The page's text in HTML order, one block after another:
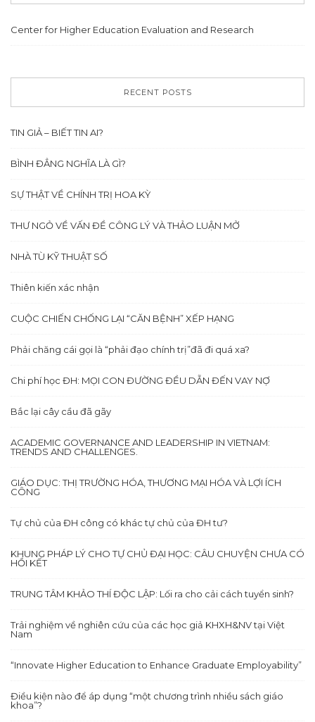
Center for Higher Education Evaluation and Research
RECENT POSTS
TIN GIẢ – BIẾT TIN AI?
BÌNH ĐẲNG NGHĨA LÀ GÌ?
SỰ THẬT VỀ CHÍNH TRỊ HOA KỲ
THƯ NGỎ VỀ VẤN ĐỀ CÔNG LÝ VÀ THẢO LUẬN MỞ
NHÀ TÙ KỸ THUẬT SỐ
Thiên kiến xác nhận
CUỘC CHIẾN CHỐNG LẠI “CĂN BỆNH” XẾP HẠNG
Phải chăng cái gọi là “phải đạo chính trị”đã đi quá xa?
Chi phí học ĐH: MỌI CON ĐƯỜNG ĐỀU DẪN ĐẾN VAY NỢ
Bắc lại cây cầu đã gãy
ACADEMIC GOVERNANCE AND LEADERSHIP IN VIETNAM:
TRENDS AND CHALLENGES.
GIÁO DỤC: THỊ TRƯỜNG HÓA, THƯƠNG MẠI HÓA VÀ LỢI ÍCH
CÔNG
Tự chủ của ĐH công có khác tự chủ của ĐH tư?
KHUNG PHÁP LÝ CHO TỰ CHỦ ĐẠI HỌC: CÂU CHUYỆN CHƯA CÓ
HỒI KẾT
TRUNG TÂM KHẢO THÍ ĐỘC LẬP: Lối ra cho cải cách tuyển sinh?
Trải nghiệm về nghiên cứu của các học giả KHXH&NV tại Việt
Nam
“Innovate Higher Education to Enhance Graduate Employability”
Điều kiện nào để áp dụng “một chương trình nhiều sách giáo
khoa”?